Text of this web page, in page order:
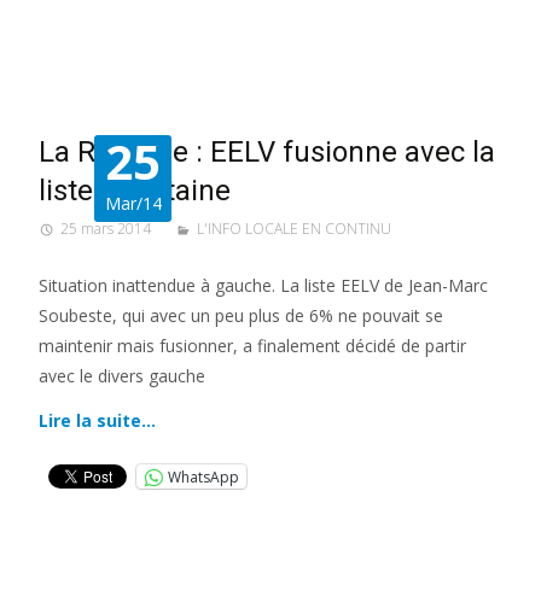
25
Mar/14
La Rochelle : EELV fusionne avec la
liste Fountaine
25 mars 2014 L'INFO LOCALE EN CONTINU
Situation inattendue à gauche. La liste EELV de Jean-Marc
Soubeste, qui avec un peu plus de 6% ne pouvait se
maintenir mais fusionner, a finalement décidé de partir
avec le divers gauche
Lire la suite…
WhatsApp